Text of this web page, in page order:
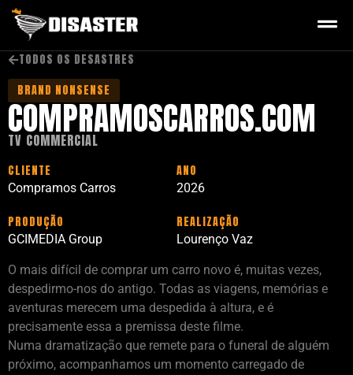
TODOS OS DESASTRES
BRAND NONSENSE
COMPRAMOSCARROS.COM
TV COMMERCIAL
CLIENTE
Compramos Carros
ANO
2026
PRODUÇÃO
GCIMEDIA Group
REALIZAÇÃO
Lourenço Vaz
O mais difícil de comprar um carro novo é, muitas vezes,
despedirmo-nos do antigo. Todas as viagens, memórias e
aventuras merecem uma despedida à altura, e é
precisamente essa a premissa deste filme.
Numa dramatização que remete para o funeral de alguém
próximo, acompanhamos um momento carregado de